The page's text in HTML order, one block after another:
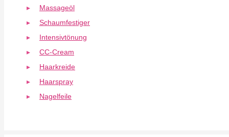
Massageöl
Schaumfestiger
Intensivtönung
CC-Cream
Haarkreide
Haarspray
Nagelfeile